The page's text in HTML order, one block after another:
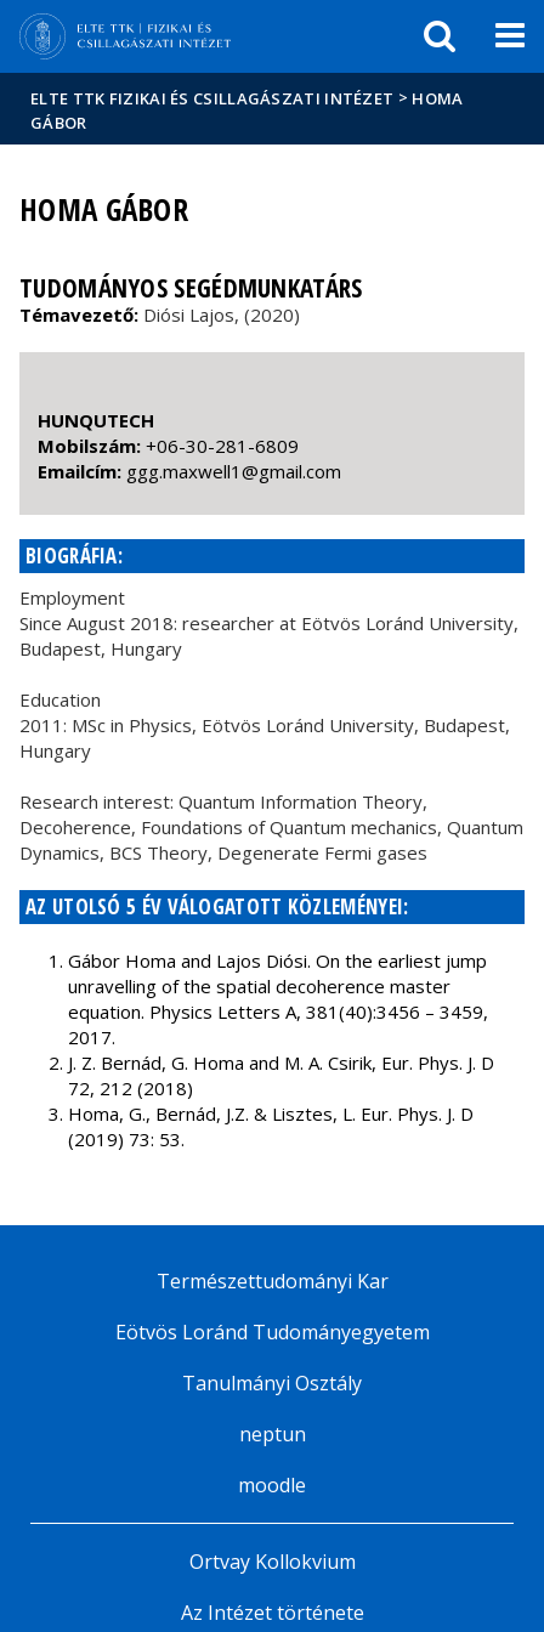
Események
sajtóban
ELTE TTK FIZIKAI ÉS CSILLAGÁSZATI INTÉZET > HOMA
GÁBOR
HOMA GÁBOR
TUDOMÁNYOS SEGÉDMUNKATÁRS
Témavezető: Diósi Lajos, (2020)
HUNQUTECH
Mobilszám: +06-30-281-6809
Emailcím: moc.liamg@1llewxam.ggg
BIOGRÁFIA:
Employment
Since August 2018: researcher at Eötvös Loránd University,
Budapest, Hungary
Education
2011: MSc in Physics, Eötvös Loránd University, Budapest,
Hungary
Research interest: Quantum Information Theory,
Decoherence, Foundations of Quantum mechanics, Quantum
Dynamics, BCS Theory, Degenerate Fermi gases
AZ UTOLSÓ 5 ÉV VÁLOGATOTT KÖZLEMÉNYEI:
Gábor Homa and Lajos Diósi. On the earliest jump
unravelling of the spatial decoherence master
equation. Physics Letters A, 381(40):3456 – 3459,
2017.
J. Z. Bernád, G. Homa and M. A. Csirik, Eur. Phys. J. D
72, 212 (2018)
Homa, G., Bernád, J.Z. & Lisztes, L. Eur. Phys. J. D
(2019) 73: 53.
Természettudományi Kar
Eötvös Loránd Tudományegyetem
Tanulmányi Osztály
neptun
moodle
Ortvay Kollokvium
Az Intézet története